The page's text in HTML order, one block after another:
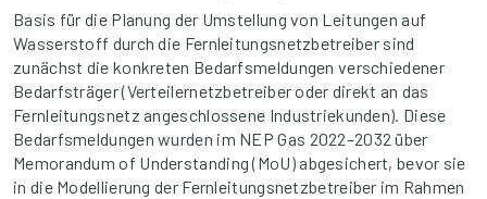
Basis für die Planung der Umstellung von Leitungen auf
Wasserstoff durch die Fernleitungsnetzbetreiber sind
zunächst die konkreten Bedarfsmeldungen verschiedener
Bedarfsträger (Verteilernetzbetreiber oder direkt an das
Fernleitungsnetz angeschlossene Industriekunden). Diese
Bedarfsmeldungen wurden im NEP Gas 2022–2032 über
Memorandum of Understanding (MoU) abgesichert, bevor sie
in die Modellierung der Fernleitungsnetzbetreiber im Rahmen